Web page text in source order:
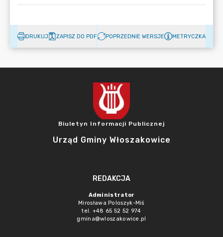
DRUKUJ ZAPISZ DO PDF POPRZEDNIE WERSJE METRYCZKA
Biuletyn Informacji Publicznej
Urząd Gminy Włoszakowice
REDAKCJA
Administrator
Mirosława Poloszyk-Miś
tel. +48 65 52 52 974
gmina@wloszakowice.pl